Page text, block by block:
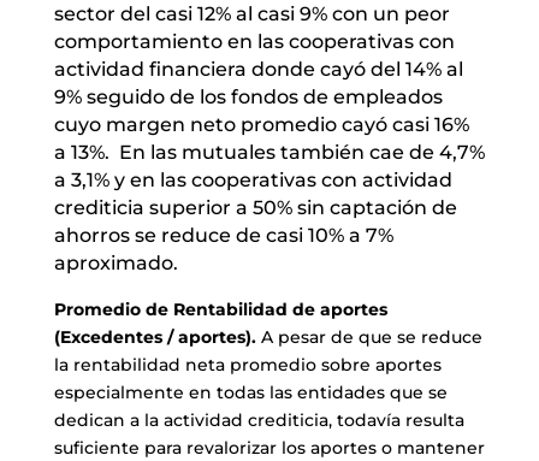
sector del casi 12% al casi 9% con un peor
comportamiento en las cooperativas con
actividad financiera donde cayó del 14% al
9% seguido de los fondos de empleados
cuyo margen neto promedio cayó casi 16%
a 13%. En las mutuales también cae de 4,7%
a 3,1% y en las cooperativas con actividad
crediticia superior a 50% sin captación de
ahorros se reduce de casi 10% a 7%
aproximado.
Promedio de Rentabilidad de aportes
(Excedentes / aportes).A pesar de que se reduce
la rentabilidad neta promedio sobre aportes
especialmente en todas las entidades que se
dedican a la actividad crediticia, todavía resulta
suficiente para revalorizar los aportes o mantener